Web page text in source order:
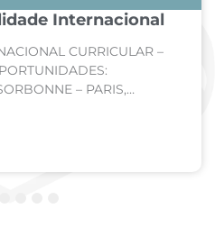
Internacional
CURRICULAR –
– PARIS,